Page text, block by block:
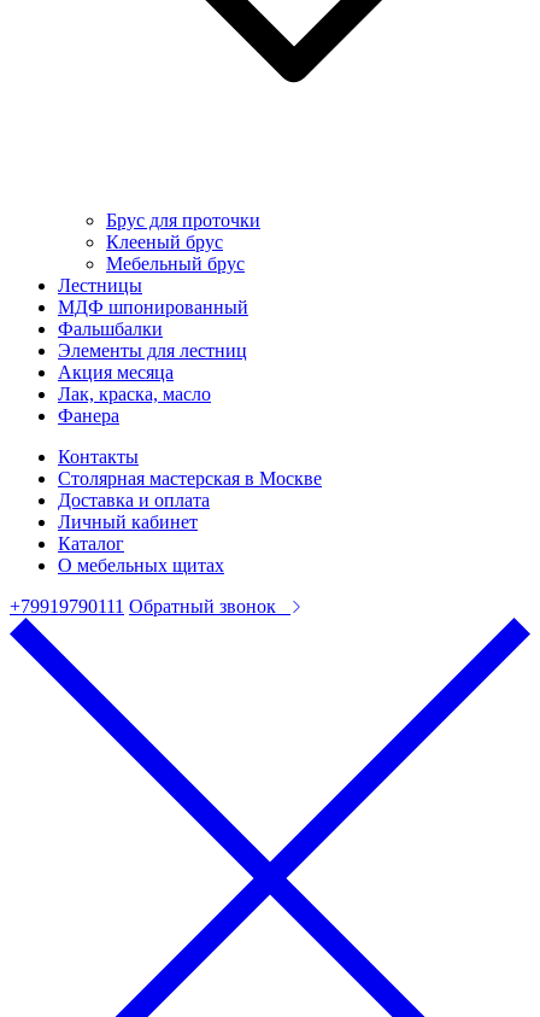
Брус для проточки
Клееный брус
Мебельный брус
Лестницы
МДФ шпонированный
Фальшбалки
Элементы для лестниц
Акция месяца
Лак, краска, масло
Фанера
Контакты
Столярная мастерская в Москве
Доставка и оплата
Личный кабинет
Каталог
О мебельных щитах
+79919790111 Обратный звонок